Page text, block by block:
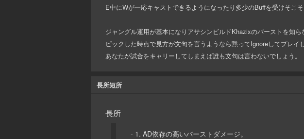
E中にWが一応キャストできるようになったり多少のBuffを受けそこ
ジャングル運用が基本になりアサシンビルドKhazixのバーストを知
ピックした時点で見方が文句を言うようなら黙ってIgnoreしてプレイ
あなたが試合をキャリーしてしまえば誰も文句は言わないでしょう。
長所短所
長所
- 1. AD依存の高いバーストダメージ。